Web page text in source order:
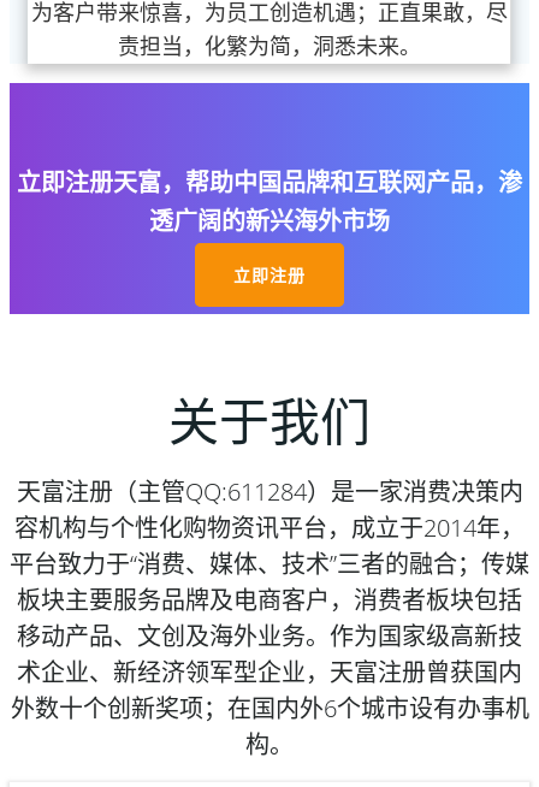
为客户带来惊喜，为员工创造机遇；正直果敢，尽
责担当，化繁为简，洞悉未来。
立即注册天富，帮助中国品牌和互联网产品，渗
透广阔的新兴海外市场
立即注册
关于我们
天富注册（主管QQ:611284）是一家消费决策内
容机构与个性化购物资讯平台，成立于2014年，
平台致力于“消费、媒体、技术”三者的融合；传媒
板块主要服务品牌及电商客户，消费者板块包括
移动产品、文创及海外业务。作为国家级高新技
术企业、新经济领军型企业， 天富注册曾获国内
外数十个创新奖项；在国内外6个城市设有办事机
构。